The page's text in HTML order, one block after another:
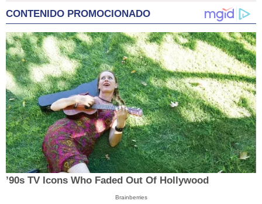
CONTENIDO PROMOCIONADO
’90s TV Icons Who Faded Out Of Hollywood
Brainberries